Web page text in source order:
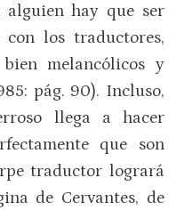
alguien hay que ser
con los traductores,
melancólicos y
pág. 90). Incluso,
llega a hacer
que son
traductor logrará
de Cervantes, de